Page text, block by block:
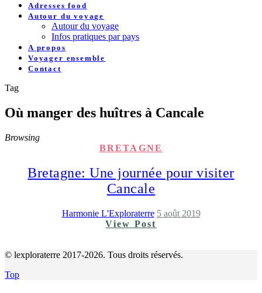
Adresses food
Autour du voyage
Autour du voyage
Infos pratiques par pays
A propos
Voyager ensemble
Contact
Tag
Où manger des huîtres à Cancale
Browsing
BRETAGNE
Bretagne: Une journée pour visiter
Cancale
Harmonie L'Exploraterre 5 août 2019
View Post
© lexploraterre 2017-2026. Tous droits réservés.
Top